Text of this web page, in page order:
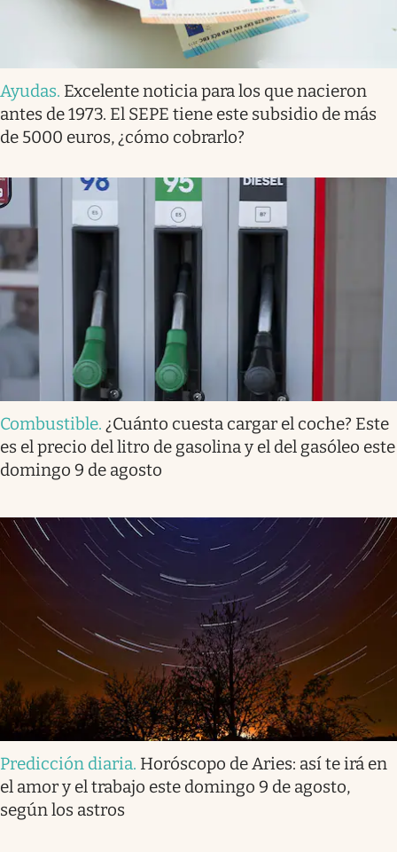
Ayudas. Excelente noticia para los que nacieron
antes de 1973. El SEPE tiene este subsidio de más
de 5000 euros, ¿cómo cobrarlo?
Combustible. ¿Cuánto cuesta cargar el coche? Este
es el precio del litro de gasolina y el del gasóleo este
domingo 9 de agosto
Predicción diaria. Horóscopo de Aries: así te irá en
el amor y el trabajo este domingo 9 de agosto,
según los astros